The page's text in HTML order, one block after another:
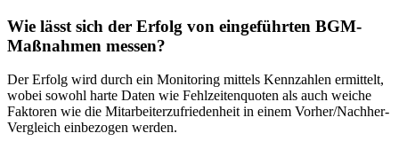
Wie lässt sich der Erfolg von eingeführten BGM-
Maßnahmen messen?
Der Erfolg wird durch ein Monitoring mittels Kennzahlen ermittelt,
wobei sowohl harte Daten wie Fehlzeitenquoten als auch weiche
Faktoren wie die Mitarbeiterzufriedenheit in einem Vorher/Nachher-
Vergleich einbezogen werden.